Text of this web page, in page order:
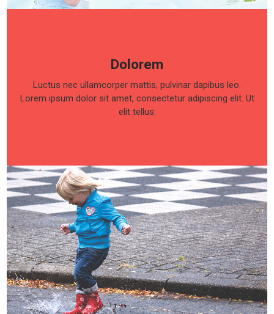
Dolorem
Luctus nec ullamcorper mattis, pulvinar dapibus leo.
Lorem ipsum dolor sit amet, consectetur adipiscing elit. Ut
elit tellus.
Consectetur
Es un hecho establecido hace demasiado tiempo que un
lector se distraerá con el contenido del texto de un sitio
mientras.